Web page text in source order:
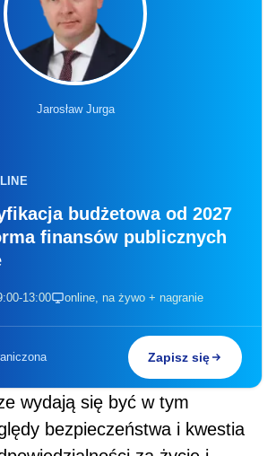
Jarosław Jurga
budżetowa od 2027
finansów publicznych
13:00 online, na żywo + nagranie
Zapisz się
wydają się być w tym
bezpieczeństwa i kwestia